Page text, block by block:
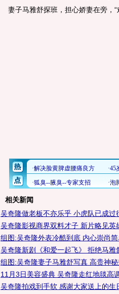
妻子马雅舒探班，担心娇妻在旁，“
相关新闻
吴奇隆做老板不亦乐乎 小虎队已成过
吴奇隆影视商界双料才子 新片略见英
组图:吴奇隆外表冷酷到底 内心崇尚
吴奇隆新剧《和爱一起飞》 拒绝马雅
组图:吴奇隆妻子马雅舒写真 高贵神
11月3日美容盛典 吴奇隆走红地毯高
吴奇隆拍戏到手软 感谢大家送上的生